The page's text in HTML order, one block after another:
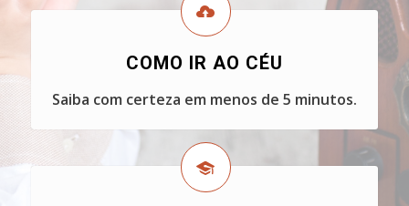
COMO IR AO CÉU
Saiba com certeza em menos de 5 minutos.